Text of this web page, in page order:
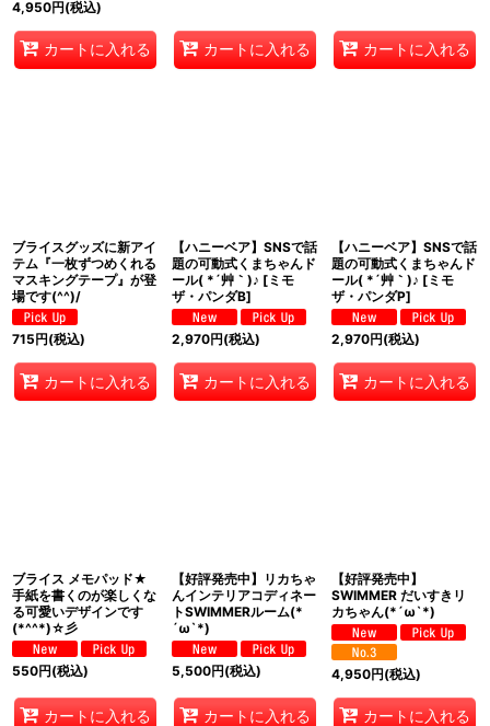
4,950円(税込)
カートに入れる カートに入れる カートに入れる
ブライスグッズに新アイ
テム『一枚ずつめくれる
マスキングテープ』が登
場です(^^)/
715円(税込)
カートに入れる
【ハニーベア】SNSで話
題の可動式くまちゃんド
ール( *´艸｀)♪ [ミモ
ザ・パンダB]
2,970円(税込)
カートに入れる
【ハニーベア】SNSで話
題の可動式くまちゃんド
ール( *´艸｀)♪ [ミモ
ザ・パンダP]
2,970円(税込)
カートに入れる
ブライス メモパッド★
手紙を書くのが楽しくな
る可愛いデザインです
(*^^*)☆彡
550円(税込)
カートに入れる
【好評発売中】リカちゃ
んインテリアコディネー
トSWIMMERルーム(*
´ω`*)
5,500円(税込)
カートに入れる
【好評発売中】
SWIMMER だいすきリ
カちゃん(*´ω`*)
4,950円(税込)
カートに入れる